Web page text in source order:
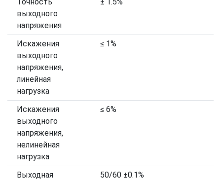
выходного
напряжения
Искажения
выходного
напряжения,
линейная
нагрузка
≤ 1%
Искажения
выходного
напряжения,
нелинейная
нагрузка
≤ 6%
Выходная
50/60 ±0.1%